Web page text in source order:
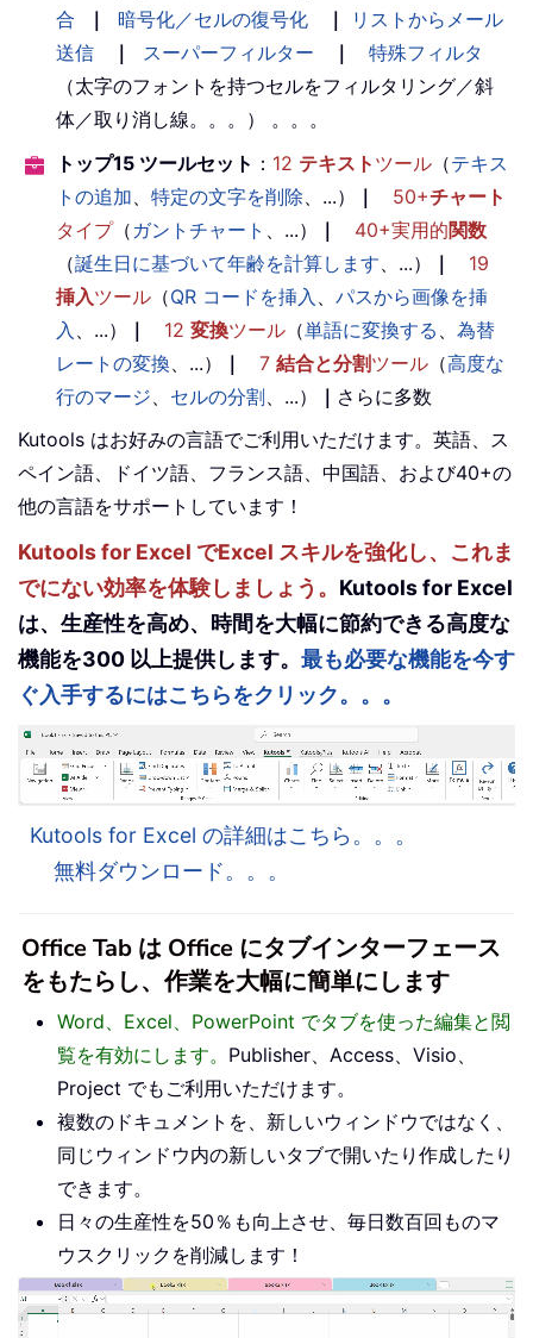
合
｜ 暗号化／セルの復号化 ｜
リストからメール
送信
｜ スーパーフィルター ｜
特殊フィルタ
（太字のフォントを持つセルをフィルタリング／斜
体／取り消し線。。。） 。。。
トップ15 ツールセット ： 12 テキスト ツール （テキス
トの追加
特定の文字を削除 、...） ｜ 50+チャート
タイプ（ ガントチャート 、...） ｜ 40+実用的関数
（誕生日に基づいて年齢を計算します 、...） ｜
19
挿入ツール （QR コードを挿入
パスから画像を挿
入
、...） ｜ 12 変換ツール （単語に変換する
為替
レートの変換 、...） ｜ 7 結合と分割ツール （高度な
行のマージ
セルの分割 、...） ｜ さらに多数
Kutools はお好みの言語でご利用いただけます。英語、ス
ペイン語、ドイツ語、フランス語、中国語、および40+の
他の言語をサポートしています！
Kutools for Excel でExcel スキルを強化し、これま
でにない効率を体験しましょう。 Kutools for Excel
は、生産性を高め、時間を大幅に節約できる高度な
機能を300 以上提供します。 最も必要な機能を今す
ぐ入手するにはこちらをクリック。。。
Kutools for Excel の詳細はこちら。。。
無料ダウンロード。。。
Office Tab は Office にタブインターフェース
をもたらし、作業を大幅に簡単にします
Word、Excel、PowerPoint でタブを使った編集と閲
覧を有効にします。 Publisher、Access、Visio、
Project でもご利用いただけます。
複数のドキュメントを、新しいウィンドウではなく、
同じウィンドウ内の新しいタブで開いたり作成したり
できます。
日々の生産性を50％も向上させ、毎日数百回ものマ
ウスクリックを削減します！